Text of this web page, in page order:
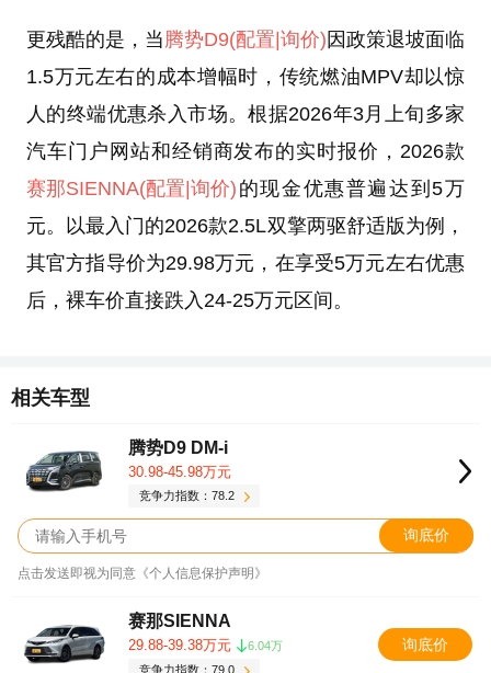
更残酷的是，当腾势D9(配置 |询价) 因政策退坡面临
1.5万元左右的成本增幅时，传统燃油MPV却以惊
人的终端优惠杀入市场。根据2026年3月上旬多家
汽车门户网站和经销商发布的实时报价，2026款
赛那SIENNA(配置 |询价) 的现金优惠普遍达到5万
元。以最入门的2026款2.5L双擎两驱舒适版为例，
其官方指导价为29.98万元，在享受5万元左右优惠
后，裸车价直接跌入24-25万元区间。
相关车型
腾势D9 DM-i
30.98-45.98万元
竞争力指数：78.2
询底价
点击发送即视为同意《个人信息保护声明》
赛那SIENNA
29.88-39.38万元
6.04万
竞争力指数：79.0
询底价